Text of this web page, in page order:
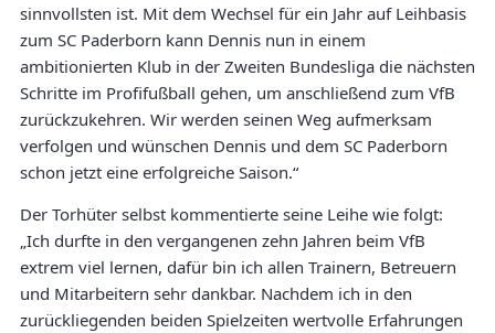
sinnvollsten ist. Mit dem Wechsel für ein Jahr auf Leihbasis
zum SC Paderborn kann Dennis nun in einem
ambitionierten Klub in der Zweiten Bundesliga die nächsten
Schritte im Profifußball gehen, um anschließend zum VfB
zurückzukehren. Wir werden seinen Weg aufmerksam
verfolgen und wünschen Dennis und dem SC Paderborn
schon jetzt eine erfolgreiche Saison.“
Der Torhüter selbst kommentierte seine Leihe wie folgt:
„Ich durfte in den vergangenen zehn Jahren beim VfB
extrem viel lernen, dafür bin ich allen Trainern, Betreuern
und Mitarbeitern sehr dankbar. Nachdem ich in den
zurückliegenden beiden Spielzeiten wertvolle Erfahrungen